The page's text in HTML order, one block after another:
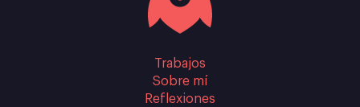
Trabajos
Sobre mí
Reflexiones